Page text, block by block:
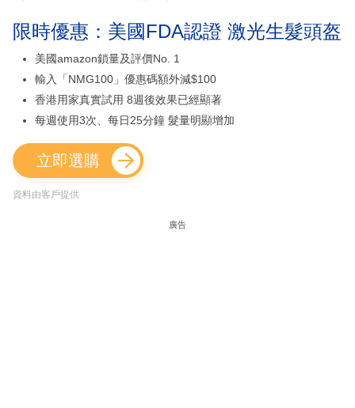
限時優惠：美國FDA認證 激光生髮頭盔
美國amazon鎖量及評價No. 1
輸入「NMG100」優惠碼額外減$100
香港用家真實試用 8週後效果已經顯著
每週使用3次、每日25分鐘 髮量明顯增加
立即選購
資料由客戶提供
廣告